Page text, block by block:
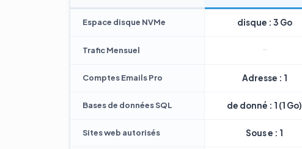
Espace disque NVMe disque : 3 Go
Trafic Mensuel
Comptes Emails Pro Adresse : 1
Bases de données SQL de donné : 1 (1 Go)
Sites web autorisés Sous e : 1